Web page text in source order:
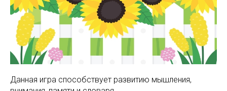
Данная игра способствует развитию мышления,